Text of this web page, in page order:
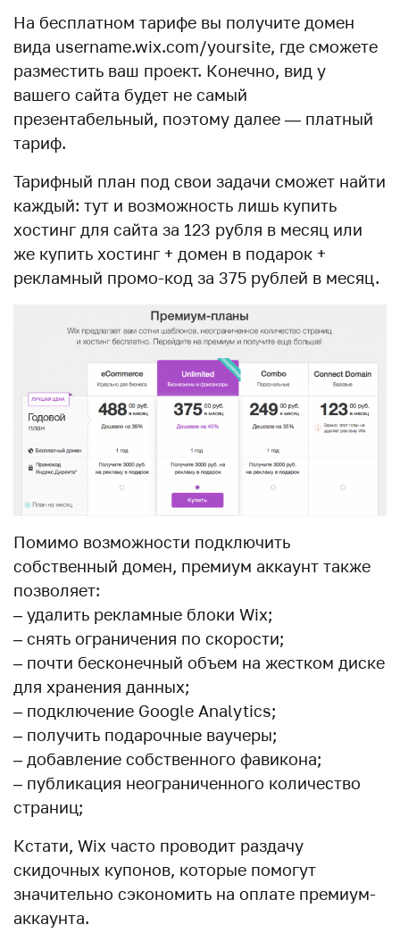
На бесплатном тарифе вы получите домен
вида username.wix.com/yoursite, где сможете
разместить ваш проект. Конечно, вид у
вашего сайта будет не самый
презентабельный, поэтому далее — платный
тариф.
Тарифный план под свои задачи сможет найти
каждый: тут и возможность лишь купить
хостинг для сайта за 123 рубля в месяц или
же купить хостинг + домен в подарок +
рекламный промо-код за 375 рублей в месяц.
Помимо возможности подключить
собственный домен, премиум аккаунт также
позволяет:
– удалить рекламные блоки Wix;
– снять ограничения по скорости;
– почти бесконечный объем на жестком диске
для хранения данных;
– подключение Google Analytics;
– получить подарочные ваучеры;
– добавление собственного фавикона;
– публикация неограниченного количество
страниц;
Кстати, Wix часто проводит раздачу
скидочных купонов, которые помогут
значительно сэкономить на оплате премиум-
аккаунта.